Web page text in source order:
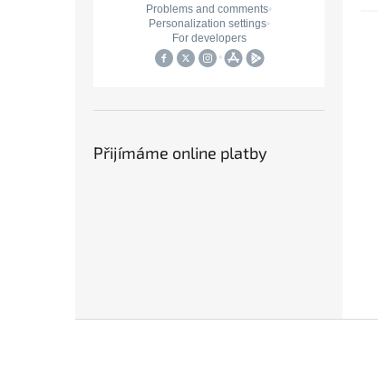
Přijímáme online platby